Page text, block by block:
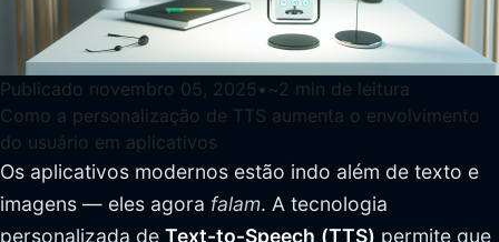
Publicado novembro 05, 2025 • ~2 min de leitura
Como a personalização de TTS aumenta o envolvimento
do usuário em aplicativos
Os aplicativos modernos estão indo além de texto e
imagens — eles agora falam. A tecnologia
personalizada de Text-to-Speech (TTS) permite que